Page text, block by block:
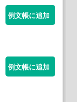
例文帳に追加
例文帳に追加